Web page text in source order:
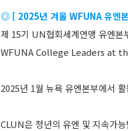
◎ [ 2025년 겨울 WFUNA 유엔
제 15기 UN협회세계연맹 유엔본
WFUNA College Leaders at
2025년 1월 뉴욕 유엔본부에서
CLUN은 청년의 유엔 및 지속가